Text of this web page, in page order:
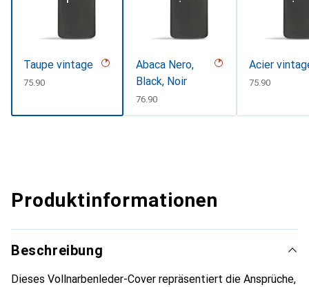
Taupe vintage
CHF
75.90
Abaca Nero,
Black, Noir
CHF
76.90
Acier
CHF
75.90
Produktinformationen
Beschreibung
Dieses Vollnarbenleder-Cover repräsentiert die Ansprüche,